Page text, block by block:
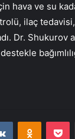
hava ve su
ilaç
Dr. Shukurov
VKontakte